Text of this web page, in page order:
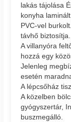
lakás tájolása
konyha
PVC-vel
távhő
A villanyóra
hozzá egy
Jelenleg
esetén
A lépcsőház
A közelben
gyógyszertár,
buszmegálló.